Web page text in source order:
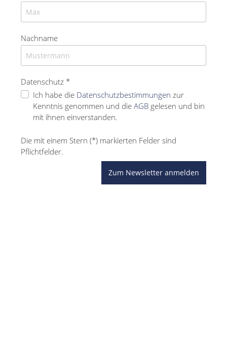
Nachname
Datenschutz *
Ich habe die Datenschutzbestimmungen zur
Kenntnis genommen und die AGB gelesen und bin
mit ihnen einverstanden.
Die mit einem Stern (*) markierten Felder sind
Pflichtfelder.
Zum Newsletter anmelden